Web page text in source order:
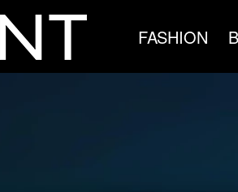
FASHION